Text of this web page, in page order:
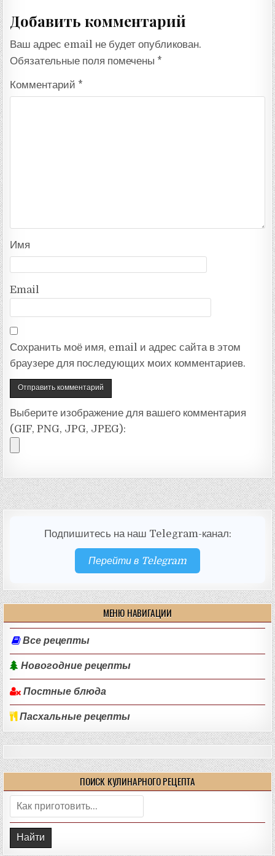
Добавить комментарий
Ваш адрес email не будет опубликован.
Обязательные поля помечены *
Комментарий *
Имя
Email
Сохранить моё имя, email и адрес сайта в этом
браузере для последующих моих комментариев.
Выберите изображение для вашего комментария
(GIF, PNG, JPG, JPEG):
Подпишитесь на наш Telegram-канал:
Перейти в Telegram
МЕНЮ НАВИГАЦИИ
Все рецепты
Новогодние рецепты
Постные блюда
Пасхальные рецепты
ПОИСК КУЛИНАРНОГО РЕЦЕПТА
Поиск: